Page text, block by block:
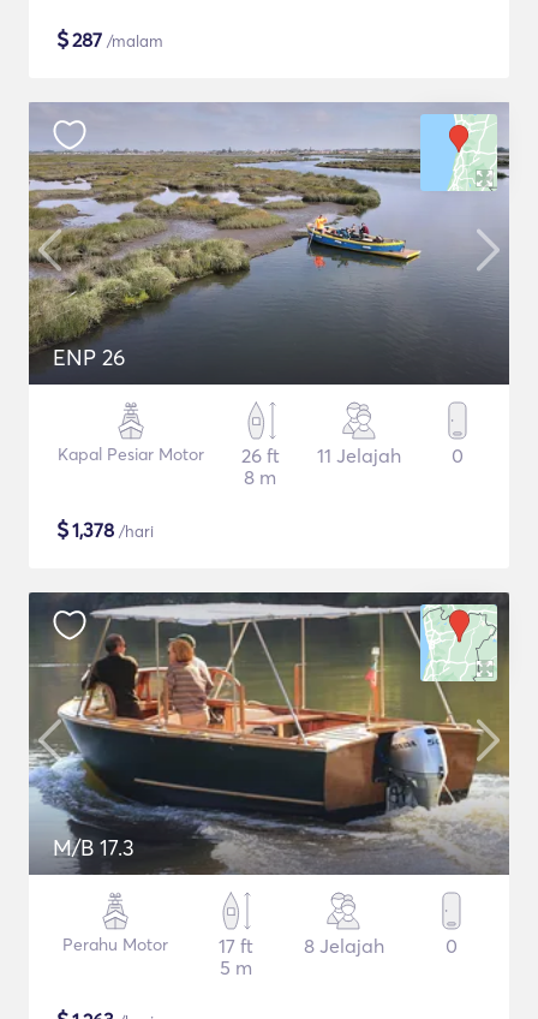
$287 /malam
ENP 26
Kapal Pesiar Motor
26 ft
8 m
11 Jelajah 0
$1,378 /hari
M/B 17.3
Perahu Motor
17 ft
5 m
8 Jelajah 0